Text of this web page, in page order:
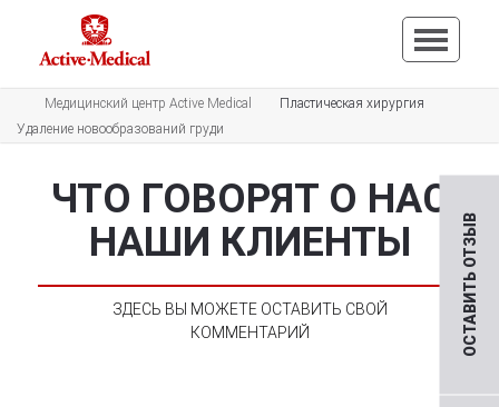
ОСТАВИТЬ ОТЗЫВ
Медицинский центр Active Medical
Пластическая хирургия
Удаление новообразований груди
ЧТО ГОВОРЯТ О НАС
НАШИ КЛИЕНТЫ
ЗДЕСЬ ВЫ МОЖЕТЕ ОСТАВИТЬ СВОЙ
КОММЕНТАРИЙ